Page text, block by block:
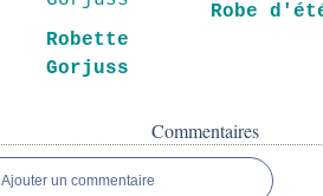
Robette
Gorjuss
Robe
Commentaires
Ajouter un commentaire